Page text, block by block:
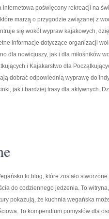
internetowa poświęcony rekreacji na
marzą o przygodzie związanej z
się wokół wypraw kajakowych,
informacje dotyczące organizacji
dla nowicjuszy, jak i dla miłośników
i Kajakarstwo dla
dobrać odpowiednią wyprawę do
jak i bardziej trasy dla aktywnych.
to blog, które zostało
do codziennego jedzenia. To
pokazują, że kuchnia wegańska
To kompendium pomysłów dla